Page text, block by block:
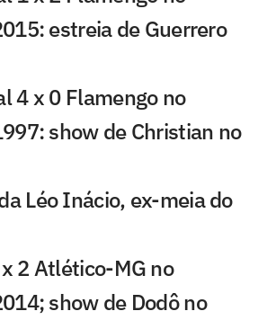
estreia de Guerrero
4 x 0 Flamengo no
show de Christian no
Léo Inácio, ex-meia do
2 Atlético-MG no
show de Dodô no